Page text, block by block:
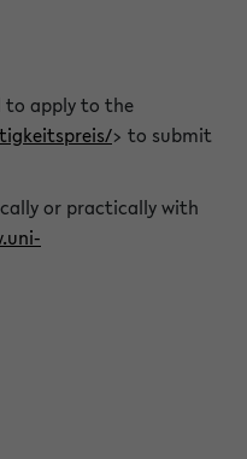
to apply to the
> to submit
or practically with